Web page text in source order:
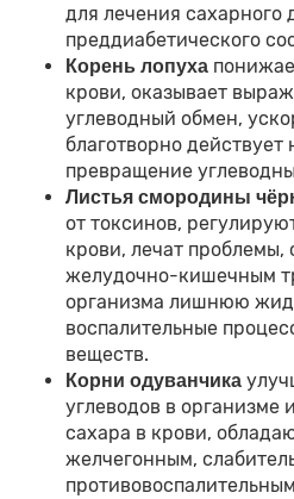
для лечения сахарного
преддиабетического
Корень лопуха
крови, оказывает
углеводный обмен,
благотворно действует
превращение
Листья смородины
от токсинов,
крови, лечат проблемы,
желудочно-кишечным
организма лишнюю
воспалительные
веществ.
Корни одуванчика
углеводов в организме
сахара в крови,
желчегонным,